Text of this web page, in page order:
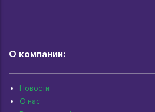
О компании:
Новости
О нас